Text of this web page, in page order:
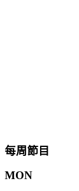
每周節目
MON